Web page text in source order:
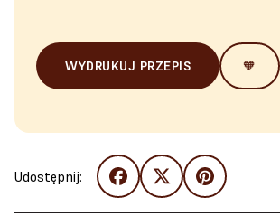
WYDRUKUJ PRZEPIS 🧡
Udostępnij: